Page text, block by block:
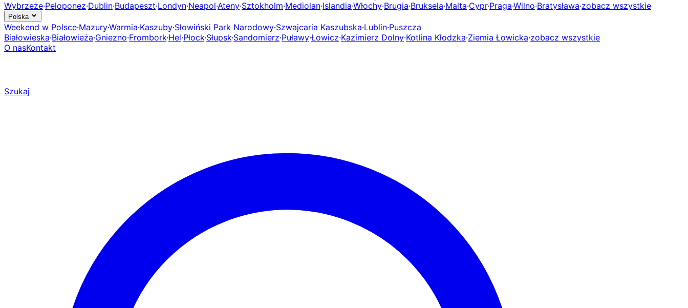
Wybrzeże·Peloponez·Dublin·Budapeszt·Londyn·Neapol·Ateny·Sztokholm·Mediolan·Islandia·Włochy·Brugia·Bruksela·Malta·Cypr·Praga·Wilno·Bratysława·zobacz wszystkie
Polska
Weekend w Polsce·Mazury·Warmia·Kaszuby·Słowiński Park Narodowy·Szwajcaria Kaszubska·Lublin·Puszcza
Białowieska·Białowieża·Gniezno·Frombork·Hel·Płock·Słupsk·Sandomierz·Puławy·Łowicz·Kazimierz Dolny·Kotlina Kłodzka·Ziemia Łowicka·zobacz wszystkie
O nasKontakt
Szukaj